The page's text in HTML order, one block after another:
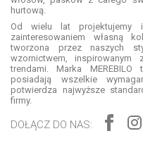
hurtową.
Od wielu lat projektujemy
zainteresowaniem własną
tworzona przez naszych
wzornictwem,
trendami. Marka
posiadają wszelkie
potwierdza najwyższe
firmy.
DOŁĄCZ DO NAS: